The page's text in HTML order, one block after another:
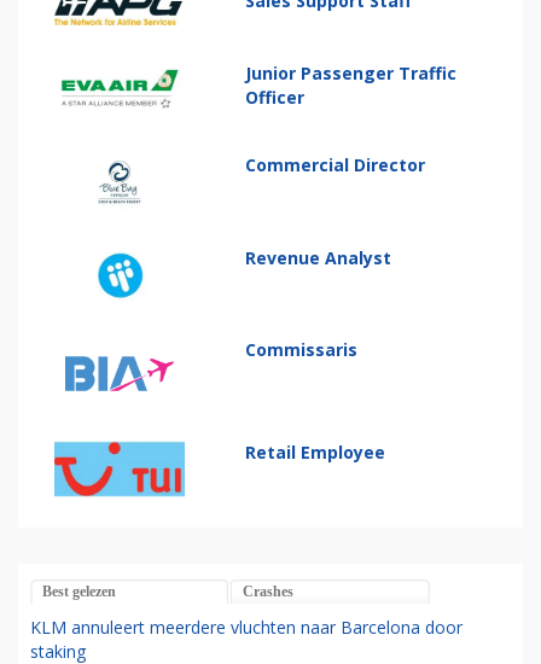
Junior Passenger Traffic
Officer
Commercial Director
Revenue Analyst
Commissaris
Retail Employee
Best gelezen Crashes
KLM annuleert meerdere vluchten naar Barcelona door
staking